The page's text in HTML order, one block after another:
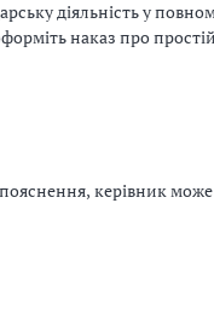
керівник може